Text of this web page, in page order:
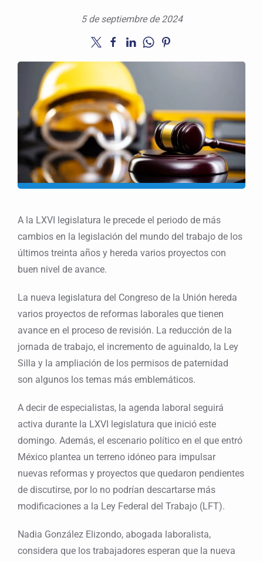
5 de septiembre de 2024
A la LXVI legislatura le precede el periodo de más
cambios en la legislación del mundo del trabajo de los
últimos treinta años y hereda varios proyectos con
buen nivel de avance.
La nueva legislatura del Congreso de la Unión hereda
varios proyectos de reformas laborales que tienen
avance en el proceso de revisión. La reducción de la
jornada de trabajo, el incremento de aguinaldo, la Ley
Silla y la ampliación de los permisos de paternidad
son algunos los temas más emblemáticos.
A decir de especialistas, la agenda laboral seguirá
activa durante la LXVI legislatura que inició este
domingo. Además, el escenario político en el que entró
México plantea un terreno idóneo para impulsar
nuevas reformas y proyectos que quedaron pendientes
de discutirse, por lo no podrían descartarse más
modificaciones a la Ley Federal del Trabajo (LFT).
Nadia González Elizondo, abogada laboralista,
considera que los trabajadores esperan que la nueva